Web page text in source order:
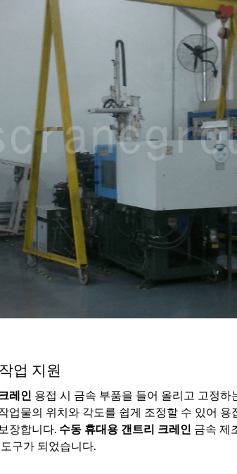
업 지원
레인 용접 시 금속 부품을 들어 올리고 고정
업물의 위치와 각도를 쉽게 조정할 수 있어
장합니다.수동 휴대용 갠트리 크레인 금속 제
구가 되었습니다.